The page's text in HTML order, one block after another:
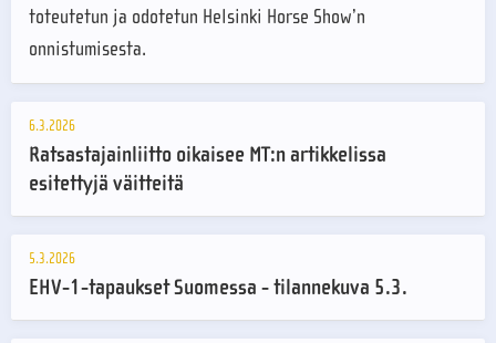
toteutetun ja odotetun Helsinki Horse Show’n
onnistumisesta.
6.3.2026
Ratsastajainliitto oikaisee MT:n artikkelissa
esitettyjä väitteitä
5.3.2026
EHV-1-tapaukset Suomessa - tilannekuva 5.3.